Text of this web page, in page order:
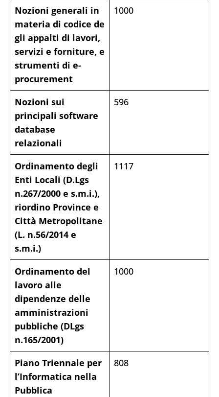
Nozioni generali in
materia di codice de
gli appalti di lavori,
servizi e forniture, e
strumenti di e-
procurement
1000
Nozioni sui
principali software
database
relazionali
596
Ordinamento degli
Enti Locali (D.Lgs
n.267/2000 e s.m.i.),
riordino Province e
Città Metropolitane
(L. n.56/2014 e
s.m.i.)
1117
Ordinamento del
lavoro alle
dipendenze delle
amministrazioni
pubbliche (DLgs
n.165/2001)
1000
Piano Triennale per
l’Informatica nella
Pubblica
808